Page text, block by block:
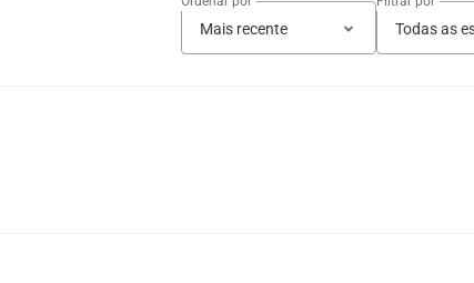
Mais recente Todas as